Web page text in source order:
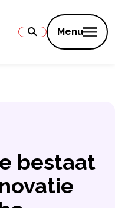
Menu
bestaat